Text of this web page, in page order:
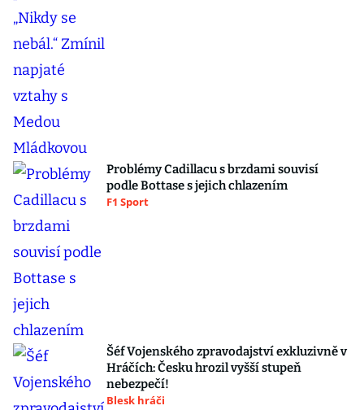
Problémy Cadillacu s brzdami souvisí
podle Bottase s jejich chlazením
F1 Sport
Šéf Vojenského zpravodajství exkluzivně v
Hráčích: Česku hrozil vyšší stupeň
nebezpečí!
Blesk hráči